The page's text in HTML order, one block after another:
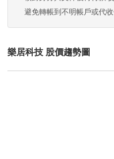
避免轉帳到不明帳戶或代
樂居科技 股價趨勢圖